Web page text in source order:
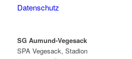
Datenschutz
SG Aumund-Vegesack
SPA Vegesack, Stadion